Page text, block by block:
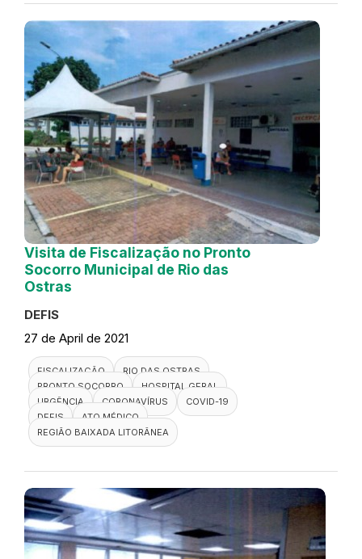
Visita de Fiscalização no Pronto
Socorro Municipal de Rio das
Ostras
DEFIS
27 de April de 2021
FISCALIZAÇÃO
RIO DAS OSTRAS
PRONTO SOCORRO
HOSPITAL GERAL
URGÊNCIA
CORONAVÍRUS
COVID-19
DEFIS
ATO MÉDICO
REGIÃO BAIXADA LITORÂNEA